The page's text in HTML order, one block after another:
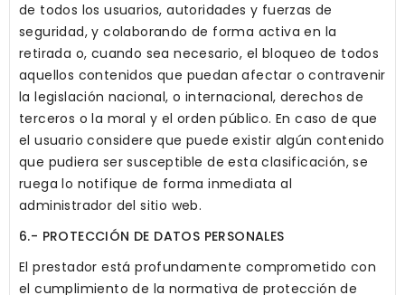
de todos los usuarios, autoridades y fuerzas de
seguridad, y colaborando de forma activa en la
retirada o, cuando sea necesario, el bloqueo de todos
aquellos contenidos que puedan afectar o contravenir
la legislación nacional, o internacional, derechos de
terceros o la moral y el orden público. En caso de que
el usuario considere que puede existir algún contenido
que pudiera ser susceptible de esta clasificación, se
ruega lo notifique de forma inmediata al
administrador del sitio web.
6.- PROTECCIÓN DE DATOS PERSONALES
El prestador está profundamente comprometido con
el cumplimiento de la normativa de protección de